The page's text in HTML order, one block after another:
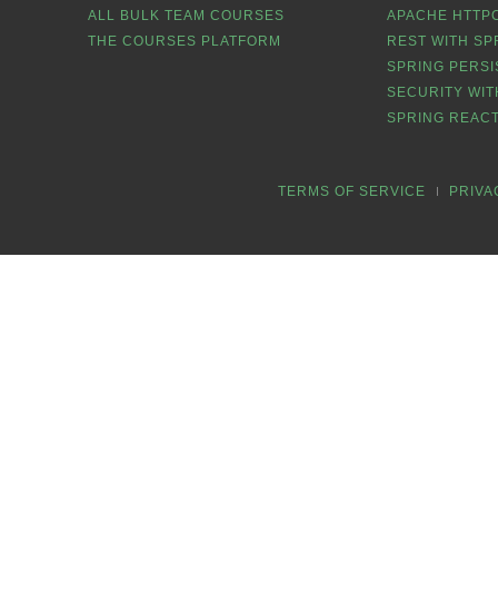
ALL BULK TEAM COURSES
THE COURSES PLATFORM
APACHE
REST WITH
SPRING
SECURITY
SPRING
TERMS OF SERVICE